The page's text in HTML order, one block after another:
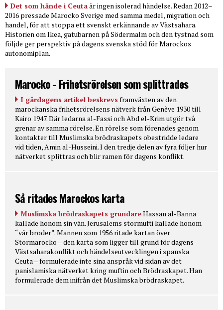
Det som hände i Ceutaär ingen isolerad händelse. Redan 2012–
2016 pressade Marocko Sverige med samma medel, migration och
handel, för att stoppa ett svenskt erkännande av Västsahara.
Historien om Ikea, gatubarnen på Södermalm och den tystnad som
följde ger perspektiv på dagens svenska stöd för Marockos
autonomiplan.
Marocko - Frihetsrörelsen som splittrades
I gårdagens artikel beskrevs framväxten av den
marockanska frihetsrörelsens nätverk från Genève 1930 till
Kairo 1947. Där ledarna al-Fassi och Abd el-Krim utgör två
grenar av samma rörelse. En rörelse som förenades genom
kontakter till Muslimska brödraskapets obestridde ledare
vid tiden, Amin al-Husseini. I den tredje delen av fyra följer hur
nätverket splittras och blir ramen för dagens konflikt.
Så ritades Marockos karta
Muslimska brödraskapets grundareHassan al-Banna
kallade honom sin vän. Jerusalems stormufti kallade honom
“vår broder”. Mannen som 1956 ritade kartan över
Stormarocko – den karta som ligger till grund för dagens
Västsaharakonflikt och händelseutvecklingen i spanska
Ceuta – formulerade inte sina anspråk vid sidan av det
panislamiska nätverket kring muftin och Brödraskapet. Han
formulerade dem inifrån det Muslimska brödraskapet.